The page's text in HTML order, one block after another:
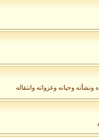
وحياته وغزواته وانتقاله